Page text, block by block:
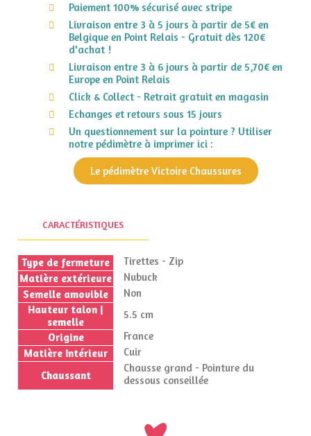
Paiement 100% sécurisé avec stripe
Livraison entre 3 à 5 jours à partir de 5€ en
Belgique en Point Relais - Gratuit dès 120€
d'achat !
Livraison entre 3 à 6 jours à partir de 5,70€ en
Europe en Point Relais
Click & Collect - Retrait gratuit en magasin
Echanges et retours sous 15 jours
Un questionnement sur la pointure ? Utiliser
notre pédimètre à imprimer ici :
Le pédimètre Victoire Chaussures
CARACTÉRISTIQUES
Type de fermeture
Tirettes - Zip
Matière extérieure
Nubuck
Semelle amovible
Non
Hauteur talon |
semelle
5.5 cm
Origine
France
Matière Intérieur
Cuir
Chaussant
Chausse grand - Pointure du
dessous conseillée